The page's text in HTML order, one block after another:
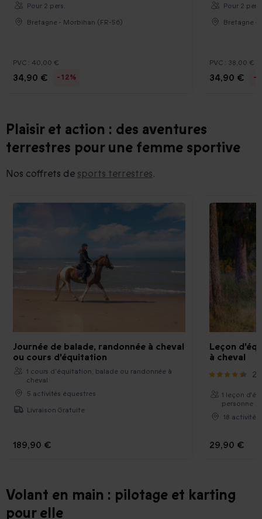
Pour 2 pers.
Bretagne - Morbihan (FR-56)
PVC : 40,00 €
34,90 € -12%
Pour 2 pers.
Bretagne -
PVC : 38,00 €
34,90 € -
Plaisir et action : des aventures
terrestres pour une femme sportive
Nos coffrets de sports terrestres.
Journée de balade, randonnée à cheval
ou cours d'équitation
1 cours d'équitation, balade ou randonnée à
cheval
5 activités équestres
Livraison Gratuite
189,90 €
Leçon
à cheval
25
1 leçon
personne
18
29,90 €
Volant en main : pilotage et karting
pour elle